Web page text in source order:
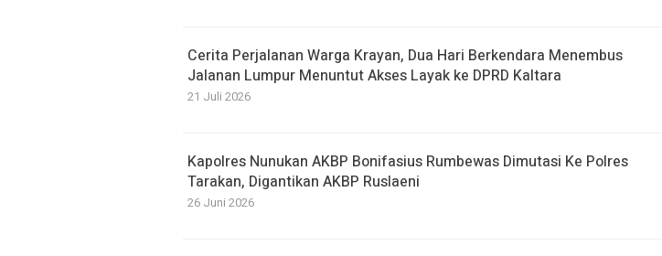
Cerita Perjalanan Warga Krayan, Dua Hari Berkendara Menembus
Jalanan Lumpur Menuntut Akses Layak ke DPRD Kaltara
21 Juli 2026
Kapolres Nunukan AKBP Bonifasius Rumbewas Dimutasi Ke Polres
Tarakan, Digantikan AKBP Ruslaeni
26 Juni 2026